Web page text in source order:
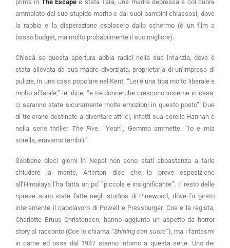
prima in The Escape è stata Tara, una madre depressa e col cuore
ammalato dal suo stupido marito e dai suoi bambini chiassosi, dove
la rabbia e la disperazione esplosero dallo schermo (è un film a
basso budget, ma molto probabilmente il suo migliore).
Chissà se questa apertura abbia radici nella sua infanzia, dove è
stata allevata da sua madre divorziata, proprietaria di un’impresa di
pulizie, in una casa popolare nel Kent. “Lei è una tipa molto liberale e
molto affabile,” lei dice, “e tre donne che crescono insieme in casa:
ci saranno state sicuramente molte emozioni in questo posto”. Due
di tre erano destinate a diventare attrici, infatti sua sorella Hannah è
nella serie thriller The Five. “Yeah”, Gemma ammette. “Io e mia
sorella, eravamo terribili.”
Sebbene dieci giorni in Nepal non sono stati abbastanza a farle
chiudere la mente, Arterton dice che la breve esposizione
all’Himalaya l’ha fatta un po’ “piccola e insignificante”. Il resto delle
riprese sono state fatte negli studios di Pinewood, dove fu girato
interamente il capolavoro di Powell e Pressburger. Coe e la regista,
Charlotte Bruus Christensen, hanno aggiunto un aspetto da horror
story al racconto (Coe lo chiama “Shining con suore”), ma i fantasmi
in carne ed ossa dal 1947 stanno intorno a questa serie. Uno dei